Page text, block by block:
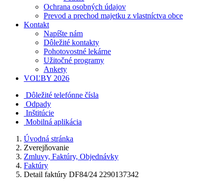
Ochrana osobných údajov
Prevod a prechod majetku z vlastníctva obce
Kontakt
Napíšte nám
Dôležité kontakty
Pohotovostné lekárne
Užitočné programy
Ankety
VOĽBY 2026
Dôležité telefónne čísla
Odpady
Inštitúcie
Mobilná aplikácia
Úvodná stránka
Zverejňovanie
Zmluvy, Faktúry, Objednávky
Faktúry
Detail faktúry DF84/24 2290137342